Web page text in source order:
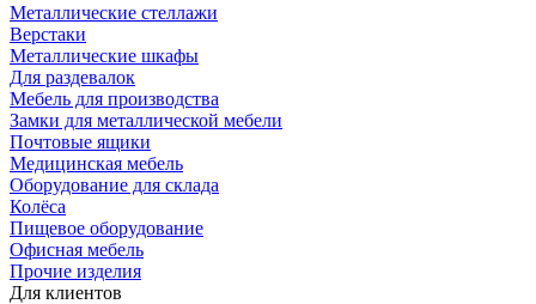
Металлические стеллажи
Верстаки
Металлические шкафы
Для раздевалок
Мебель для производства
Замки для металлической мебели
Почтовые ящики
Медицинская мебель
Оборудование для склада
Колёса
Пищевое оборудование
Офисная мебель
Прочие изделия
Для клиентов